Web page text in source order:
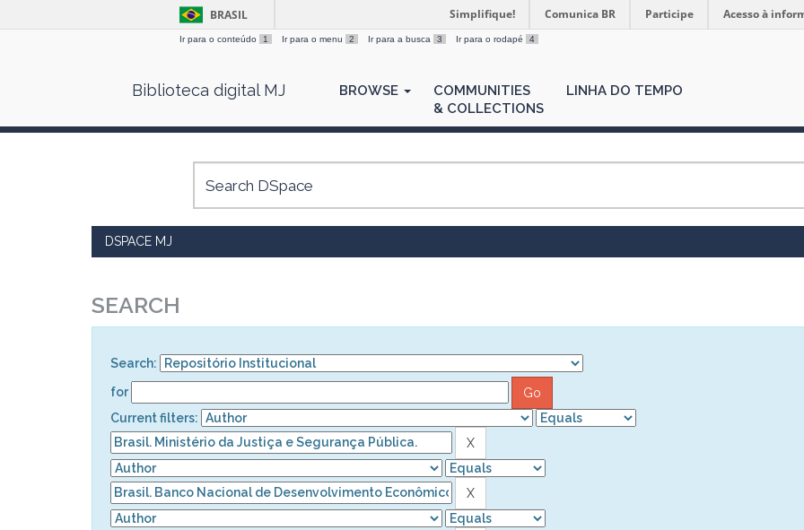
BRASIL Simplifique! Comunica BR Participe Acesso à
Ir para o conteúdo 1 Ir para o menu 2 Ir para a busca 3 Ir para o rodapé 4
Biblioteca digital MJ BROWSE
COMMUNITIES
& COLLECTIONS
LINHA DO TEMPO
DSPACE MJ
SEARCH
Search:
for
Current filters: